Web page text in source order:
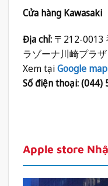
Cửa hàng Kawasaki
Địa chỉ: 〒212-0013
ラゾーナ川崎プラザ
Xem tạiGoogle map
Số điện thoại: (044)
Apple store